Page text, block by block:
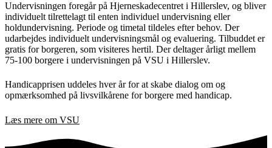
Undervisningen foregår på Hjerneskadecentret i Hillerslev, og bliver
individuelt tilrettelagt til enten individuel undervisning eller
holdundervisning. Periode og timetal tildeles efter behov. Der
udarbejdes individuelt undervisningsmål og evaluering. Tilbuddet er
gratis for borgeren, som visiteres hertil. Der deltager årligt mellem
75-100 borgere i undervisningen på VSU i Hillerslev.
Handicapprisen uddeles hver år for at skabe dialog om og
opmærksomhed på livsvilkårene for borgere med handicap.
Læs mere om VSU